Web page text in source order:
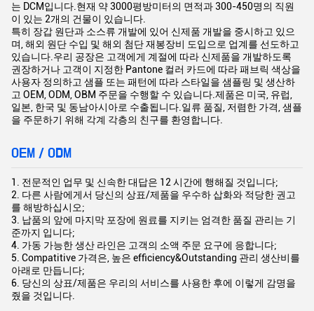
는 DCM입니다.현재 약 3000평방미터의 면적과 300-450명의 직원
이 있는 2개의 건물이 있습니다.
특히 장갑 원단과 소스류 개발에 있어 신제품 개발을 중시하고 있으
며, 해외 원단 수입 및 해외 첨단 재봉장비 도입으로 업계를 선도하고
있습니다.우리 공장은 고객에게 계절에 따라 신제품을 개발하도록
권장하거나 고객이 지정한 Pantone 컬러 카드에 따라 패브릭 색상을
사용자 정의하고 샘플 또는 패턴에 따라 스타일을 샘플링 및 생산하
고 OEM, ODM, OBM 주문을 수행할 수 있습니다.제품은 미국, 유럽,
일본, 한국 및 동남아시아로 수출됩니다.일류 품질, 저렴한 가격, 샘플
을 주문하기 위해 각계 각층의 친구를 환영합니다.
OEM / ODM
1. 전문적인 업무 및 신속한 대답은 12 시간에 행해질 것입니다;
2. 다른 사람에게서 당신의 상표/제품을 우수하 삽화와 적당한 권고
를 해방하십시오;
3. 납품의 앞에 마지막 포장에 원료를 지키는 엄격한 품질 관리는 기
준까지 입니다;
4. 가동 가능한 생산 라인은 고객의 소액 주문 요구에 응합니다;
5. Compatitive 가격은, 높은 efficiency&Outstanding 관리 생산비를
아래로 만듭니다;
6. 당신의 상표/제품은 우리의 서비스를 사용한 후에 이렇게 감명을
줬을 것입니다.